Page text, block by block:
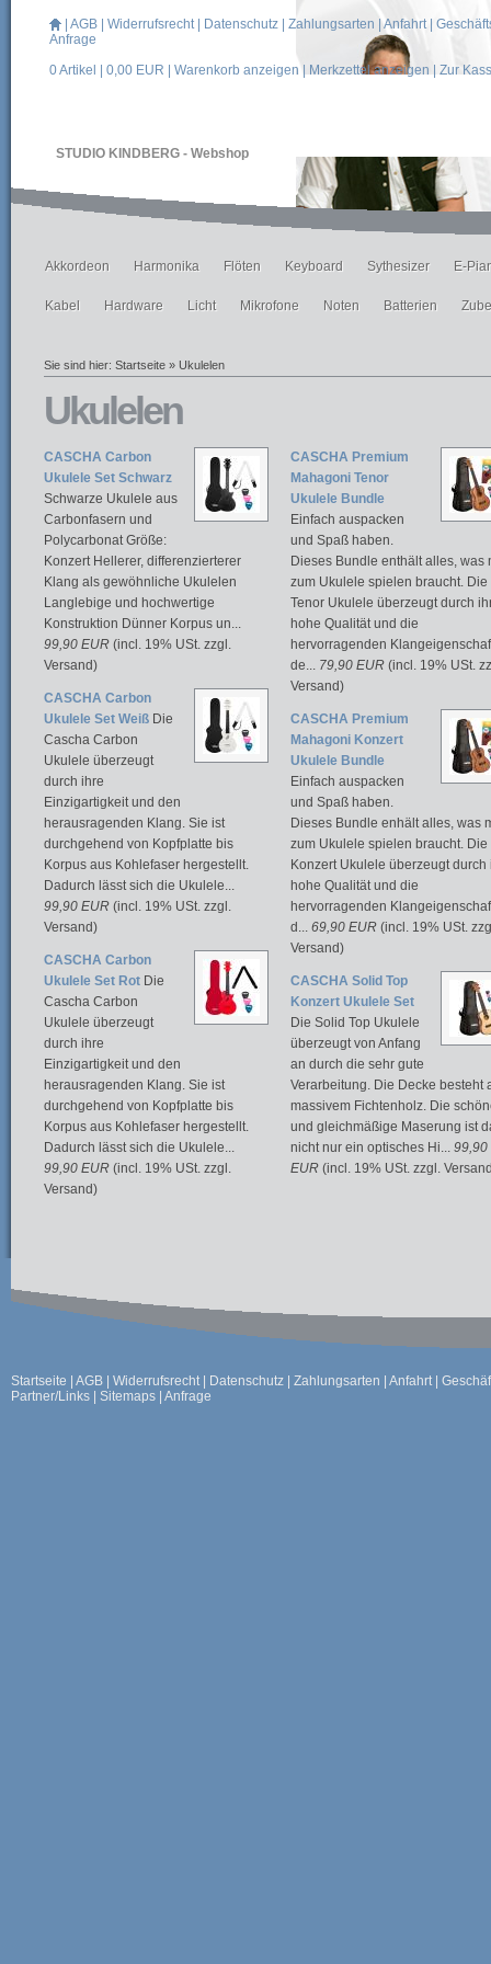
STUDIO KINDBERG - Webshop
AGB Widerrufsrecht| Datenschutz Zahlungsarten |Anfahrt|
Anfrage
0Artikel | 0,00 EUR | Warenkorb anzeigen Merkzettel anzeigen Zur
Akkordeon Harmonika Flöten Keyboard Sythesizer E-
Kabel Hardware Licht Mikrofone Noten Batterien
Sie sind hier: Startseite » Ukulelen
Ukulelen
CASCHA Carbon
Ukulele Set Schwarz
Schwarze Ukulele aus
Carbonfasern und
Polycarbonat Größe:
Konzert Hellerer, differenzierterer
Klang als gewöhnliche Ukulelen
Langlebige und hochwertige
Konstruktion Dünner Korpus un...
99,90 EUR (incl. 19% USt. zzgl.
Versand)
CASCHA Carbon
Ukulele Set Weiß Die
Cascha Carbon
Ukulele überzeugt
durch ihre
Einzigartigkeit und den
herausragenden Klang. Sie ist
durchgehend von Kopfplatte bis
Korpus aus Kohlefaser hergestellt.
Dadurch lässt sich die Ukulele...
99,90 EUR (incl. 19% USt. zzgl.
Versand)
CASCHA Carbon
Ukulele Set Rot Die
Cascha Carbon
Ukulele überzeugt
durch ihre
Einzigartigkeit und den
herausragenden Klang. Sie ist
durchgehend von Kopfplatte bis
Korpus aus Kohlefaser hergestellt.
Dadurch lässt sich die Ukulele...
99,90 EUR (incl. 19% USt. zzgl.
Versand)
CASCHA Premium
Mahagoni Tenor
Ukulele Bundle
Einfach auspacken
und Spaß haben.
Dieses Bundle enthält alles, was
zum Ukulele spielen braucht. Die
Tenor Ukulele überzeugt durch
hohe Qualität und die
hervorragenden
de... 79,90 EUR (incl. 19% USt.
Versand)
CASCHA Premium
Mahagoni Konzert
Ukulele Bundle
Einfach auspacken
und Spaß haben.
Dieses Bundle enhält alles, was
zum Ukulele spielen braucht. Die
Konzert Ukulele überzeugt durch
hohe Qualität und die
hervorragenden
d... 69,90 EUR (incl. 19% USt.
Versand)
CASCHA Solid Top
Konzert Ukulele Set
Die Solid Top Ukulele
überzeugt von Anfang
an durch die sehr gute
Verarbeitung. Die Decke besteht
massivem Fichtenholz. Die
und gleichmäßige Maserung ist
nicht nur ein optisches Hi... 99,90
EUR (incl. 19% USt. zzgl.
Startseite AGB Widerrufsrecht| Datenschutz Zahlungsarten Anfahrt|
Partner/Links
Sitemaps Anfrage